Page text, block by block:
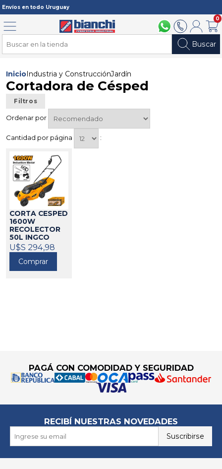
Envíos en todo Uruguay
094 211 1122902 2902Mi cuenta
0
Buscar
Menú
Inicio Industria y ConstrucciónJardín
Cortadora de Césped
Filtros
Ordenar por
Cantidad por página :
CORTA CESPED
1600W
RECOLECTOR
50L INGCO
342029
U$S 294,98
Comprar
PAGÁ CON COMODIDAD Y SEGURIDAD
RECIBÍ NUESTRAS NOVEDADES
Suscribirse